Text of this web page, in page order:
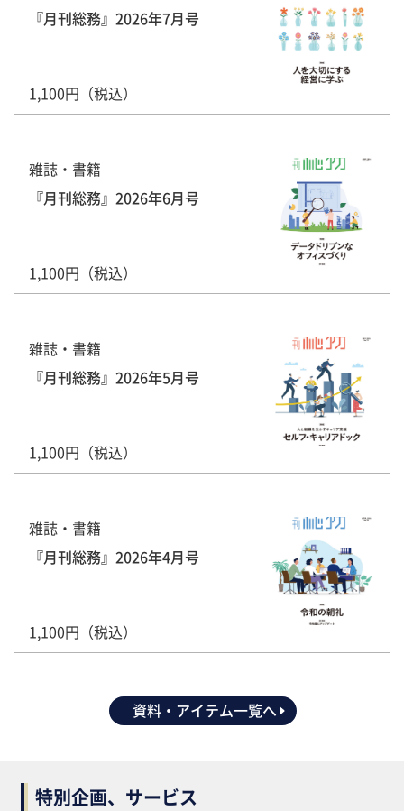
『月刊総務』2026年7月号
1,100円（税込）
雑誌・書籍
『月刊総務』2026年6月号
1,100円（税込）
雑誌・書籍
『月刊総務』2026年5月号
1,100円（税込）
雑誌・書籍
『月刊総務』2026年4月号
1,100円（税込）
資料・アイテム一覧へ
特別企画、サービス